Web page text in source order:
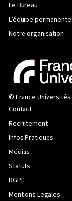
Le Bureau
L’équipe permanente
Notre organisation
© France Universités
Contact
Recrutement
Infos Pratiques
Médias
Statuts
RGPD
Mentions Legales